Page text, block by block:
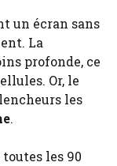
un écran sans
La
profonde, ce
Or, le
les
.
les 90